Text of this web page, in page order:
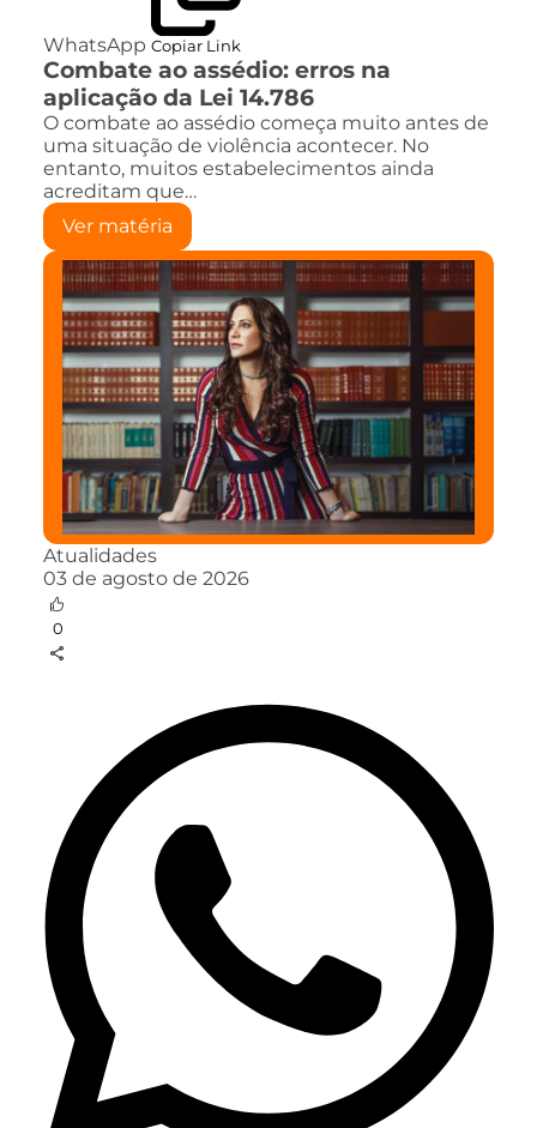
WhatsApp Copiar Link
Combate ao assédio: erros na
aplicação da Lei 14.786
O combate ao assédio começa muito antes de
uma situação de violência acontecer. No
entanto, muitos estabelecimentos ainda
acreditam que…
Ver matéria
Atualidades
03 de agosto de 2026
0